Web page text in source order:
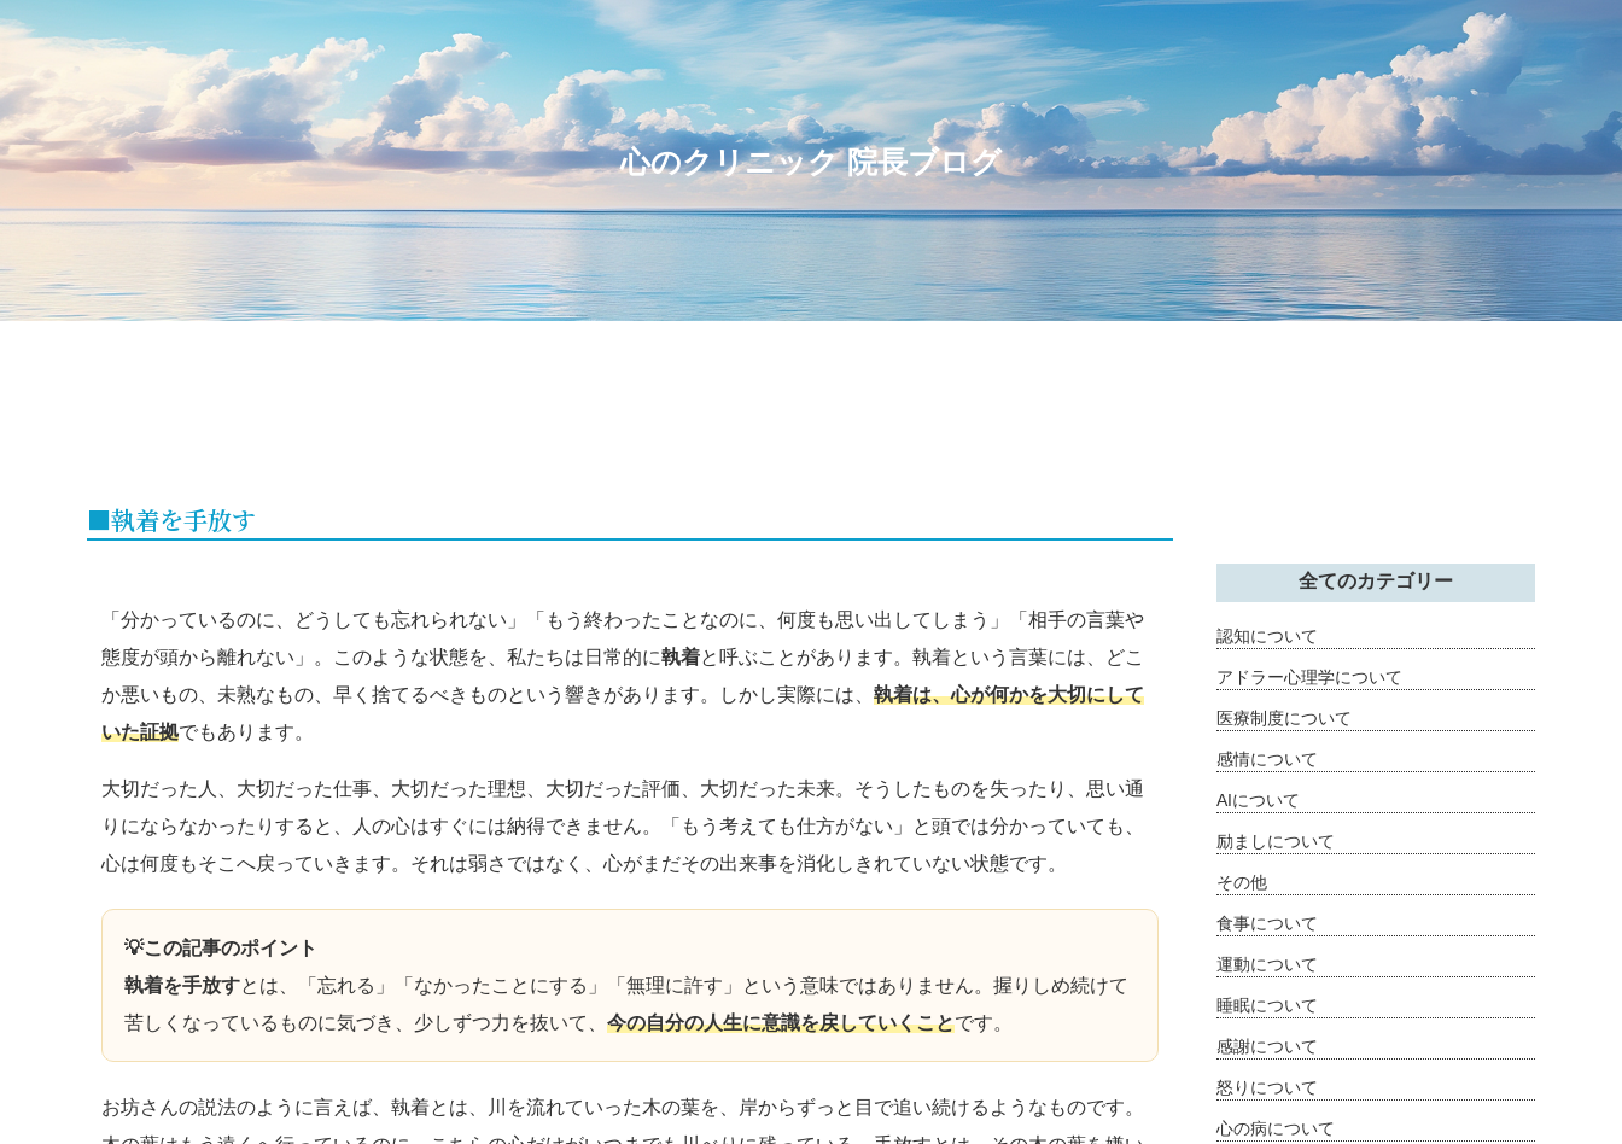
心のクリニック院長ブログ
■執着を手放す
「分かっているのに、どうしても忘れられない」「もう終わったことなのに、何度も思い出してしまう」「相手の言葉や
態度が頭から離れない」。このような状態を、私たちは日常的に執着と呼ぶことがあります。執着という言葉には、どこ
か悪いもの、未熟なもの、早く捨てるべきものという響きがあります。しかし実際には、 執着は、心が何かを大切にして
いた証拠でもあります。
大切だった人、大切だった仕事、大切だった理想、大切だった評価、大切だった未来。そうしたものを失ったり、思い通
りにならなかったりすると、人の心はすぐには納得できません。「もう考えても仕方がない」と頭では分かっていても、
心は何度もそこへ戻っていきます。それは弱さではなく、心がまだその出来事を消化しきれていない状態です。
💡この記事のポイント
執着を手放すとは、「忘れる」「なかったことにする」「無理に許す」という意味ではありません。握りしめ続けて
苦しくなっているものに気づき、少しずつ力を抜いて、 今の自分の人生に意識を戻していくことです。
お坊さんの説法のように言えば、執着とは、川を流れていった木の葉を、岸からずっと目で追い続けるようなものです。
全てのカテゴリー
認知について
アドラー心理学について
医療制度について
感情について
AIについて
励ましについて
その他
食事について
運動について
睡眠について
感謝について
怒りについて
心の病について